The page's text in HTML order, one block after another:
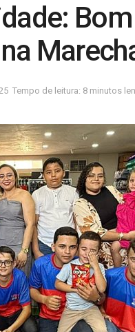
Tempo de leitura: 8 minutos